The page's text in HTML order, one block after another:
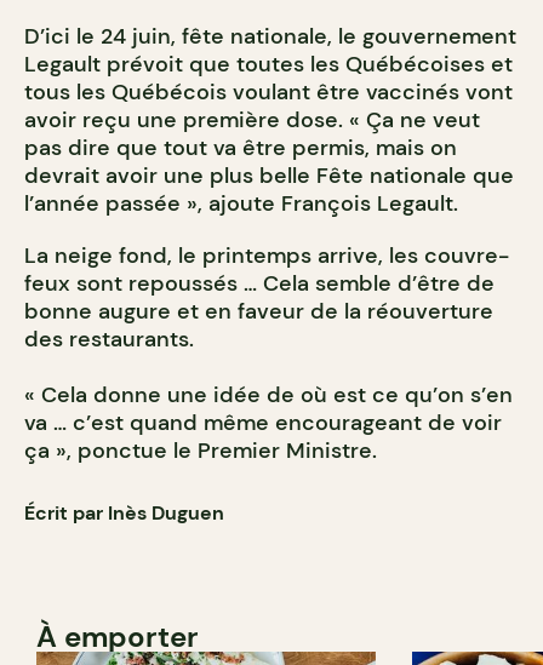
D’ici le 24 juin, fête nationale, le gouvernement
Legault prévoit que toutes les Québécoises et
tous les Québécois voulant être vaccinés vont
avoir reçu une première dose. « Ça ne veut
pas dire que tout va être permis, mais on
devrait avoir une plus belle Fête nationale que
l’année passée », ajoute François Legault.
La neige fond, le printemps arrive, les couvre-
feux sont repoussés … Cela semble d’être de
bonne augure et en faveur de la réouverture
des restaurants.
« Cela donne une idée de où est ce qu’on s’en
va … c’est quand même encourageant de voir
ça », ponctue le Premier Ministre.
Écrit par Inès Duguen
À emporter